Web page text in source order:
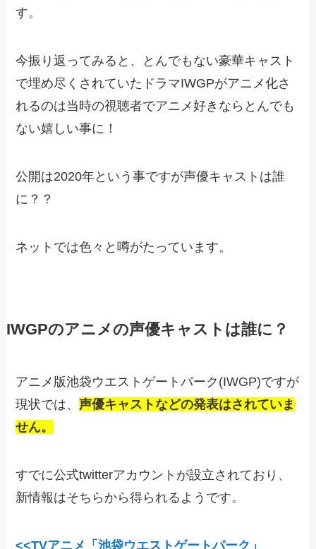
す。
今振り返ってみると、とんでもない豪華キャスト
で埋め尽くされていたドラマIWGPがアニメ化さ
れるのは当時の視聴者でアニメ好きならとんでも
ない嬉しい事に！
公開は2020年という事ですが声優キャストは誰
に？？
ネットでは色々と噂がたっています。
IWGPのアニメの声優キャストは誰に？
アニメ版池袋ウエストゲートパーク(IWGP)ですが
現状では、声優キャストなどの発表はされていま
せん。
すでに公式twitterアカウントが設立されており、
新情報はそちらから得られるようです。
<<TVアニメ「池袋ウエストゲートパーク」